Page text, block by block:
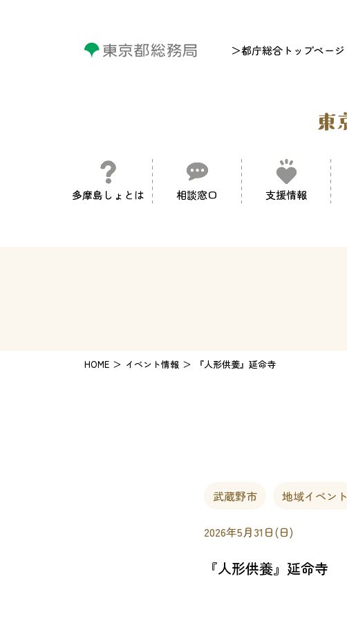
＞都庁総合トップページ
多摩島しょとは 相談窓口 支援情報
HOME イベント情報 『人形供養』延命寺
武蔵野市 地域イベント
2026年5月31日(日)
『人形供養』延命寺